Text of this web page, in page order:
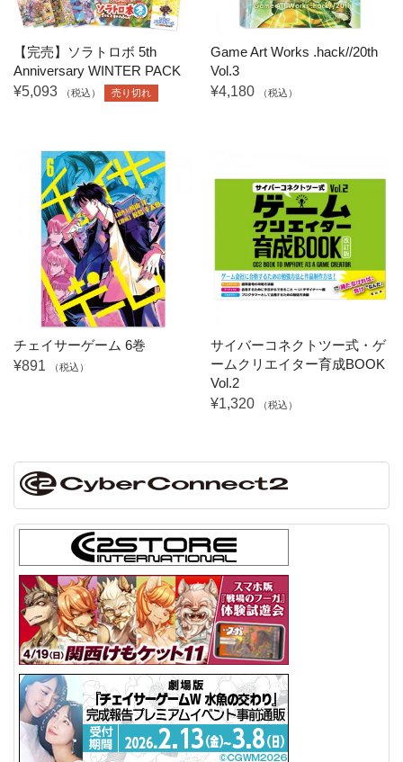
【完売】ソラトロボ 5th
Anniversary WINTER PACK
¥5,093
（税込） 売り切れ
Game Art Works .hack//20th
Vol.3
¥4,180
（税込）
チェイサーゲーム 6巻
¥891
（税込）
サイバーコネクトツー式・ゲ
ームクリエイター育成BOOK
Vol.2
¥1,320
（税込）